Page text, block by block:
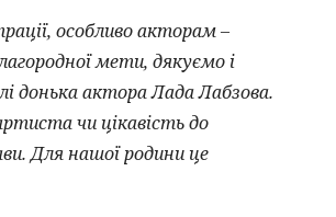
особливо акторам –
мети, дякуємо і
донька актора Лада Лабзова.
чи цікавість до
Для нашої родини це